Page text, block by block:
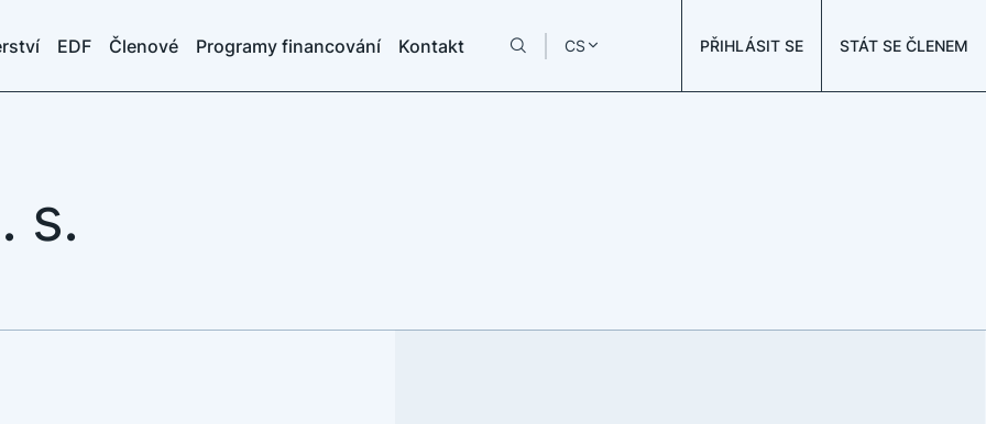
EDF Členové Programy financování Kontakt PŘIHLÁSIT SE STÁT SE ČLENEM
CS
s.